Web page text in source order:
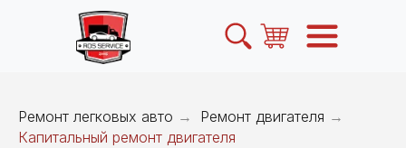
Ремонт легковых авто → Ремонт двигателя →
Капитальный ремонт двигателя